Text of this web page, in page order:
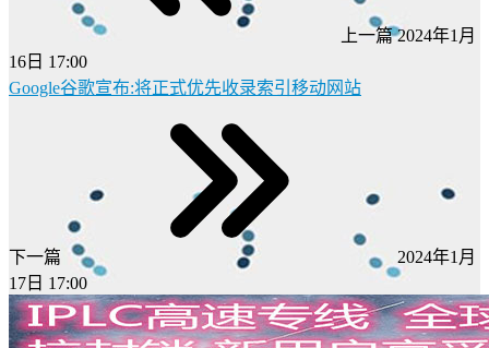
上一篇 2024年1月
16日 17:00
Google谷歌宣布:将正式优先收录索引移动网站
下一篇
2024年1月
17日 17:00